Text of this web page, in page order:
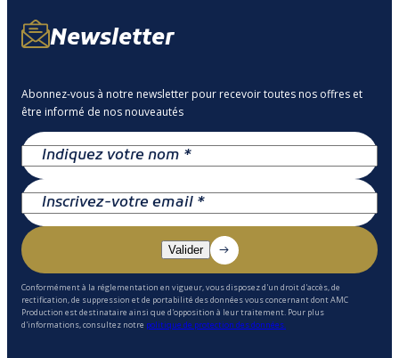
Newsletter
Abonnez-vous à notre newsletter pour recevoir toutes nos offres et
être informé de nos nouveautés
Conformément à la réglementation en vigueur, vous disposez d'un droit d'accès, de
rectification, de suppression et de portabilité des données vous concernant dont AMC
Production est destinataire ainsi que d'opposition à leur traitement. Pour plus
d'informations, consultez notre politique de protection des données.